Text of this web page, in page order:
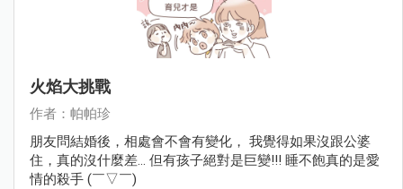
火焰大挑戰
作者：帕帕珍
朋友問結婚後，相處會不會有變化， 我覺得如果沒跟公婆
住，真的沒什麼差... 但有孩子絕對是巨變!!! 睡不飽真的是愛
情的殺手 (￣▽￣)